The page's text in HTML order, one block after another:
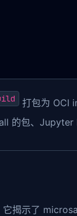
打包为 OCI
的包、Jupyter
揭示了